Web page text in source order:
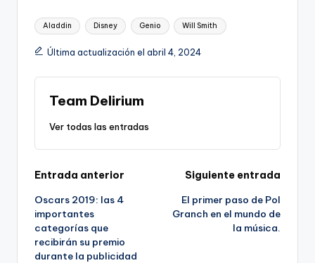
Etiquetas:
Aladdin Disney Genio Will Smith
Última actualización el abril 4, 2024
Team Delirium
Ver todas las entradas
Navegación
de
entradas
Entrada anterior
Oscars 2019: las 4
importantes
categorías que
recibirán su premio
durante la publicidad
Siguiente entrada
El primer paso de Pol
Granch en el mundo de
la música.